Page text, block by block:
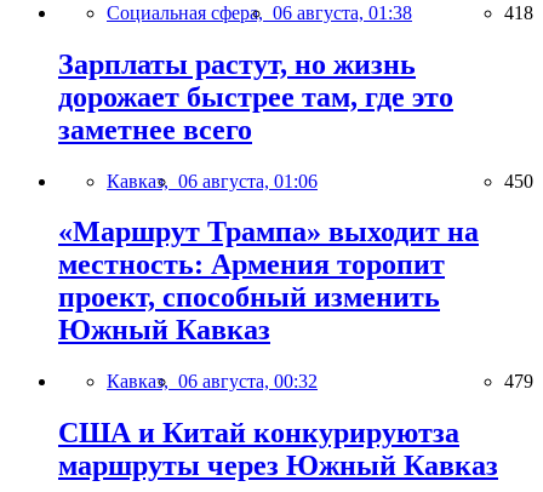
Социальная сфера, 06 августа, 01:38 418
Зарплаты растут, но жизнь
дорожает быстрее там, где это
заметнее всего
Кавказ, 06 августа, 01:06 450
«Маршрут Трампа» выходит на
местность: Армения торопит
проект, способный изменить
Южный Кавказ
Кавказ, 06 августа, 00:32 479
США и Китай конкурируютза
маршруты через Южный Кавказ